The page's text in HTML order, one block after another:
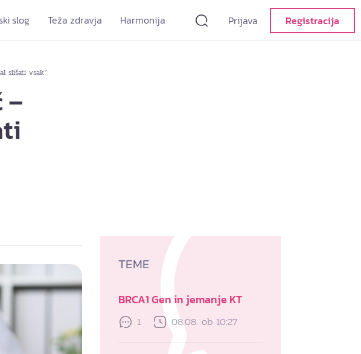
slog Teža zdravja Harmonija Prijava Registracija
slišati vsak”
–
TEME
BRCA1 Gen in jemanje KT
1 08.08. ob 10:27